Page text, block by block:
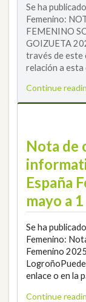
Se ha
Femenino:
FEMENINO
GOIZUETA
través de este
relación a esta
Continue
Nota de
España
mayo a
Se ha
Femenino:
Femenino
enlace o en la
Continue